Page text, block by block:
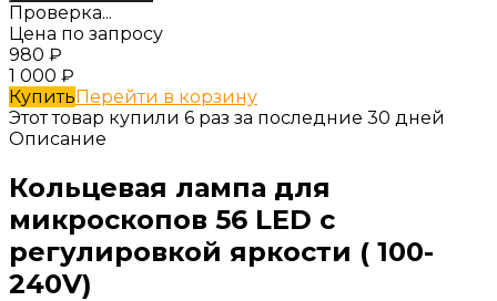
Проверка...
Цена по запросу
980 ₽
1 000 ₽
КупитьПерейти в корзину
Этот товар купили 6 раз за последние 30 дней
Описание
Кольцевая лампа для
микроскопов 56 LED с
регулировкой яркости ( 100-
240V)